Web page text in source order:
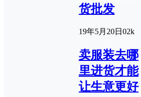
货批发
19年5月20日 02k
卖服装去哪
里进货才能
让生意更好